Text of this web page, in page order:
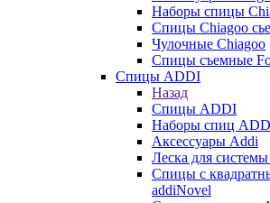
Наборы спицы
Спицы Chiagoo
Чулочные Chiagoo
Спицы съемные
Спицы ADDI
Назад
Спицы ADDI
Наборы спиц
Аксессуары Addi
Леска для
Спицы с
addiNovel